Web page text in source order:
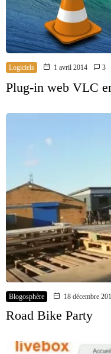
Logiciels 1 avril 2014 3
Plug-in web VLC
Blogosphère 18 décembre
Road Bike Party